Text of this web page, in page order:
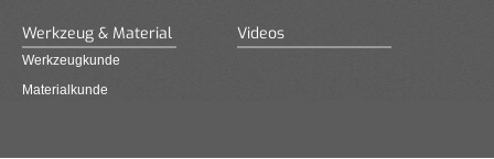
Werkzeug & Material
Werkzeugkunde
Materialkunde
Videos